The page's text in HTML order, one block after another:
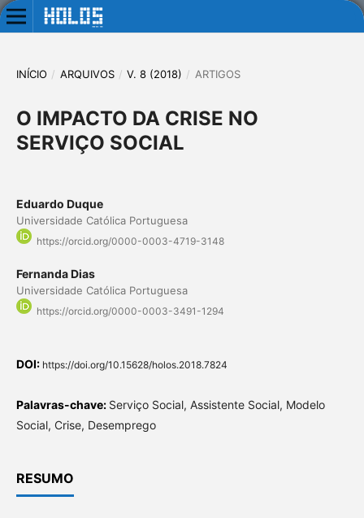
INÍCIO / ARQUIVOS / V. 8 (2018) / ARTIGOS
O IMPACTO DA CRISE NO
SERVIÇO SOCIAL
Eduardo Duque
Universidade Católica Portuguesa
https://orcid.org/0000-0003-4719-3148
Fernanda Dias
Universidade Católica Portuguesa
https://orcid.org/0000-0003-3491-1294
DOI: https://doi.org/10.15628/holos.2018.7824
Palavras-chave: Serviço Social, Assistente Social, Modelo
Social, Crise, Desemprego
RESUMO